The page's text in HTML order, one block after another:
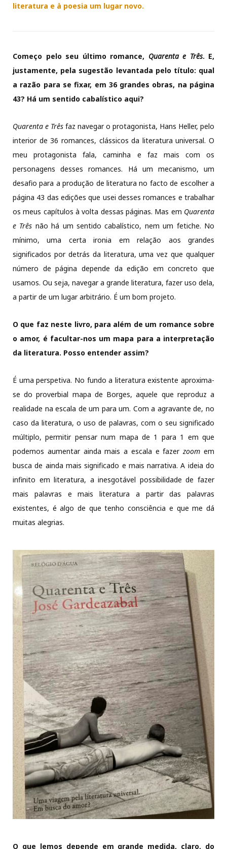
literatura e à poesia um lugar novo.
Começo pelo seu último romance, Quarenta e Três. E,
justamente, pela sugestão levantada pelo título: qual
a razão para se fixar, em 36 grandes obras, na página
43? Há um sentido cabalístico aqui?
Quarenta e Três faz navegar o protagonista, Hans Heller, pelo
interior de 36 romances, clássicos da literatura universal. O
meu protagonista fala, caminha e faz mais com os
personagens desses romances. Há um mecanismo, um
desafio para a produção de literatura no facto de escolher a
página 43 das edições que usei desses romances e trabalhar
os meus capítulos à volta dessas páginas. Mas em Quarenta
e Três não há um sentido cabalístico, nem um fetiche. No
mínimo, uma certa ironia em relação aos grandes
significados por detrás da literatura, uma vez que qualquer
número de página depende da edição em concreto que
usamos. Ou seja, navegar a grande literatura, fazer uso dela,
a partir de um lugar arbitrário. É um bom projeto.
O que faz neste livro, para além de um romance sobre
o amor, é facultar-nos um mapa para a interpretação
da literatura. Posso entender assim?
É uma perspetiva. No fundo a literatura existente aproxima-
se do proverbial mapa de Borges, aquele que reproduz a
realidade na escala de um para um. Com a agravante de, no
caso da literatura, o uso de palavras, com o seu significado
múltiplo, permitir pensar num mapa de 1 para 1 em que
podemos aumentar ainda mais a escala e fazerzoom em
busca de ainda mais significado e mais narrativa. A ideia do
infinito em literatura, a inesgotável possibilidade de fazer
mais palavras e mais literatura a partir das palavras
existentes, é algo de que tenho consciência e que me dá
muitas alegrias.
O que lemos depende em grande medida, claro, do